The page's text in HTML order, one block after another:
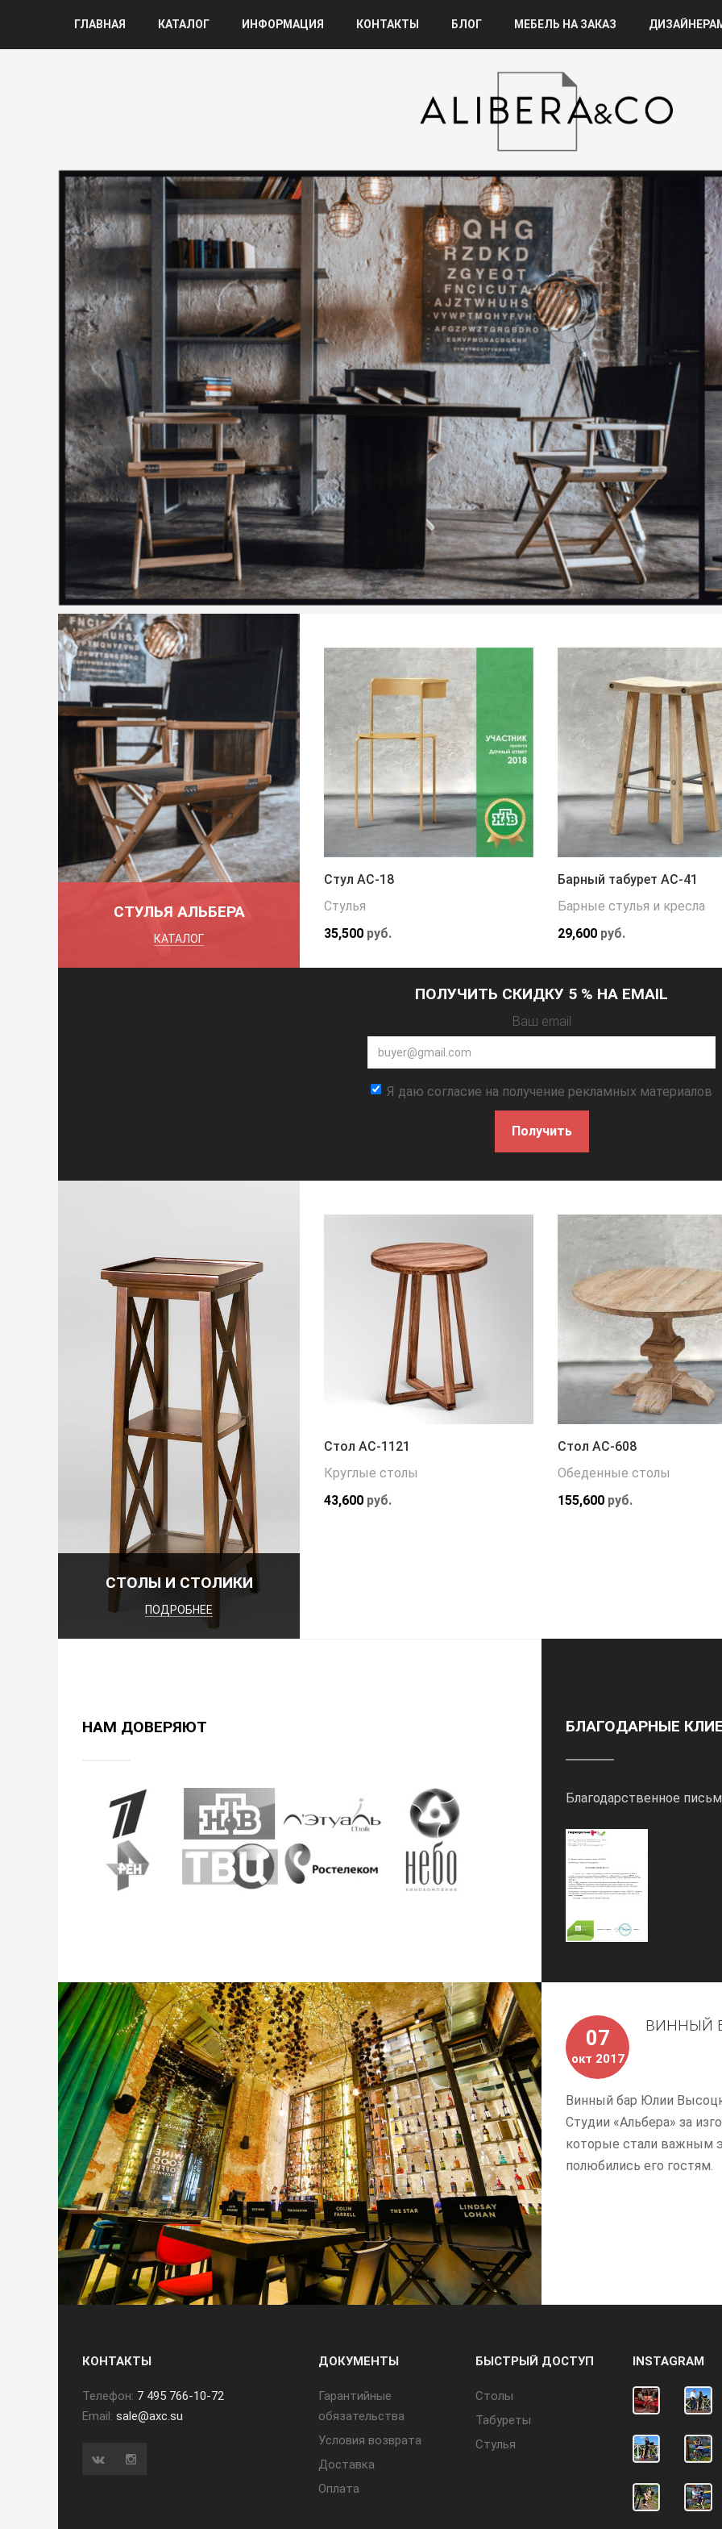
ГЛАВНАЯ КАТАЛОГ ИНФОРМАЦИЯ КОНТАКТЫ БЛОГ МЕБЕЛЬ НА ЗАКАЗ
СТУЛЬЯ АЛЬБЕРА
КАТАЛОГ
Стул АС-18
Стулья
35,500 руб.
Барный табурет АС-41
Барные стулья и кресла
29,600 руб.
ПОЛУЧИТЬ СКИДКУ 5 % НА EMAIL
Ваш email
Я даю согласие на получение рекламных материалов
Получить
СТОЛЫ И СТОЛИКИ
ПОДРОБНЕЕ
Стол АС-1121
Круглые столы
43,600 руб.
Стол АС-608
Обеденные столы
155,600 руб.
НАМ ДОВЕРЯЮТ БЛАГОДАРНЫЕ
Благодарственное
07
окт 2017
ВИННЫЙ
Винный бар Юлии
Студии «Альбера» за
которые стали важным
полюбились его гостям.
КОНТАКТЫ
Телефон: 7 495 766-10-72
Email: sale@axc.su
ДОКУМЕНТЫ
Гарантийные
обязательства
Условия возврата
Доставка
Оплата
БЫСТРЫЙ ДОСТУП
Cтолы
Табуреты
Стулья
INSTAGRAM